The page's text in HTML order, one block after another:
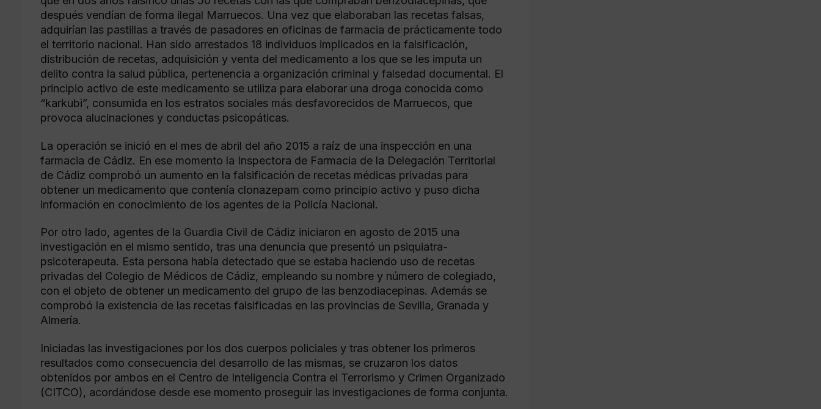
después vendían de forma ilegal Marruecos. Una vez que elaboraban las recetas falsas,
adquirían las pastillas a través de pasadores en oficinas de farmacia de prácticamente todo
el territorio nacional. Han sido arrestados 18 individuos implicados en la falsificación,
distribución de recetas, adquisición y venta del medicamento a los que se les imputa un
delito contra la salud pública, pertenencia a organización criminal y falsedad documental. El
principio activo de este medicamento se utiliza para elaborar una droga conocida como
“karkubi”, consumida en los estratos sociales más desfavorecidos de Marruecos, que
provoca alucinaciones y conductas psicopáticas.
La operación se inició en el mes de abril del año 2015 a raíz de una inspección en una
farmacia de Cádiz. En ese momento la Inspectora de Farmacia de la Delegación Territorial
de Cádiz comprobó un aumento en la falsificación de recetas médicas privadas para
obtener un medicamento que contenía clonazepam como principio activo y puso dicha
información en conocimiento de los agentes de la Policía Nacional.
Por otro lado, agentes de la Guardia Civil de Cádiz iniciaron en agosto de 2015 una
investigación en el mismo sentido, tras una denuncia que presentó un psiquiatra-
psicoterapeuta. Esta persona había detectado que se estaba haciendo uso de recetas
privadas del Colegio de Médicos de Cádiz, empleando su nombre y número de colegiado,
con el objeto de obtener un medicamento del grupo de las benzodiacepinas. Además se
comprobó la existencia de las recetas falsificadas en las provincias de Sevilla, Granada y
Almería.
Iniciadas las investigaciones por los dos cuerpos policiales y tras obtener los primeros
resultados como consecuencia del desarrollo de las mismas, se cruzaron los datos
obtenidos por ambos en el Centro de Inteligencia Contra el Terrorismo y Crimen Organizado
(CITCO), acordándose desde ese momento proseguir las investigaciones de forma conjunta.